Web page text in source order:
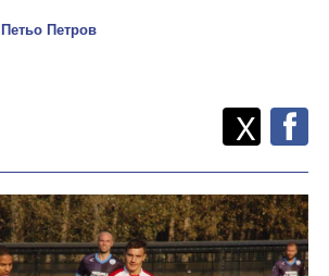
Петьо Петров
Споделете
X